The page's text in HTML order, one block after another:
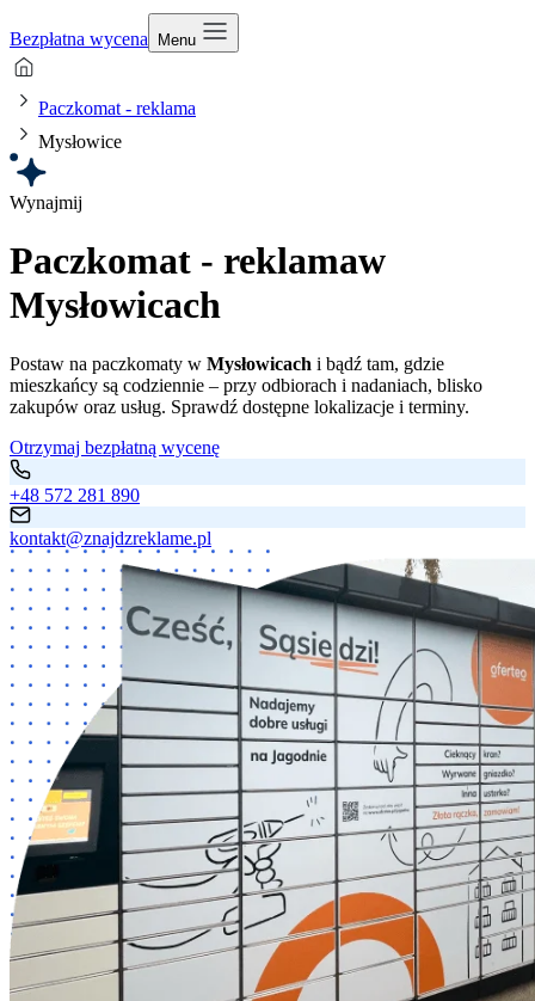
Bezpłatna wycena Menu
Paczkomat - reklama
Mysłowice
Wynajmij
Paczkomat - reklamaw
Mysłowicach
Postaw na paczkomaty w Mysłowicach i bądź tam, gdzie
mieszkańcy są codziennie – przy odbiorach i nadaniach, blisko
zakupów oraz usług. Sprawdź dostępne lokalizacje i terminy.
Otrzymaj bezpłatną wycenę
+48 572 281 890
kontakt@znajdzreklame.pl